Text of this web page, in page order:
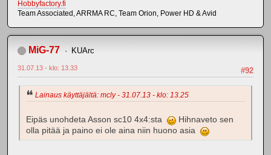
Hobbyfactory.fi
Team Associated, ARRMA RC, Team Orion, Power HD & Avid
MiG-77 KUArc
#92
31.07.13 - klo: 13.33
Lainaus käyttäjältä: mcly - 31.07.13 - klo: 13.25
Eipäs unohdeta Asson sc10 4x4:sta
Hihnaveto sen
olla pitää ja paino ei ole aina niin huono asia